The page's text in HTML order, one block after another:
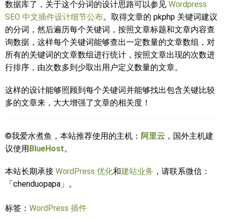
数据库了，关于这个分词的设计思路可以参见 Wordpress
SEO 中文插件设计细节公布。取得文章的 pkphp 关键词建议
的分词，然后遍历每个关键词，按照文章标题和文章内容查
询数据，这样每个关键词能够查出一定数量的文章数组，对
所有的关键词的文章数组进行统计，按照文章出现的次数进
行排序，由次数多到少取出用户定义数量的文章。
这样的设计能够照顾到每个关键词并能够找出包含关键比较
多的文章来，大大增强了文章的相关度！
©我爱水煮鱼，本站推荐使用的主机： 阿里云 ，国外主机建
议使用BlueHost。
本站长期承接 WordPress 优化和建站业务 ，请联系微信：
「chenduopapa」。
标签： WordPress 插件